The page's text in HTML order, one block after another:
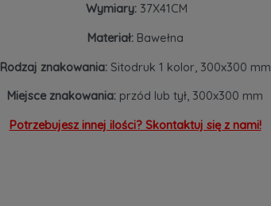
Wymiary: 37X41CM
Materiał:Bawełna
Rodzaj znakowania:Sitodruk 1 kolor, 300x300 mm
Miejsce znakowania: przód lub tył, 300x300 mm
Potrzebujesz innej ilości? Skontaktuj się z nami!